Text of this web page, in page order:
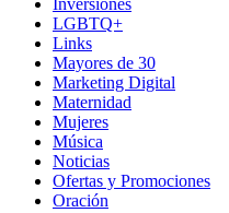
Inversiones
LGBTQ+
Links
Mayores de 30
Marketing Digital
Maternidad
Mujeres
Música
Noticias
Ofertas y Promociones
Oración